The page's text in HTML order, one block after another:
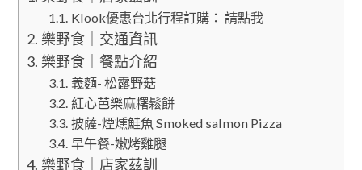
Klook優惠台北行程訂購： 請點我
樂野食｜交通資訊
樂野食｜餐點介紹
義麵- 松露野菇
紅心芭樂麻糬鬆餅
披薩-煙燻鮭魚 Smoked salmon Pizza
早午餐-嫩烤雞腿
樂野食｜店家茲訓